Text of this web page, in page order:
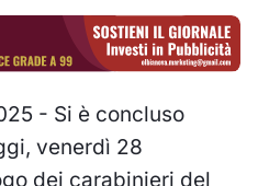
- Si è concluso
venerdì 28
dei carabinieri del